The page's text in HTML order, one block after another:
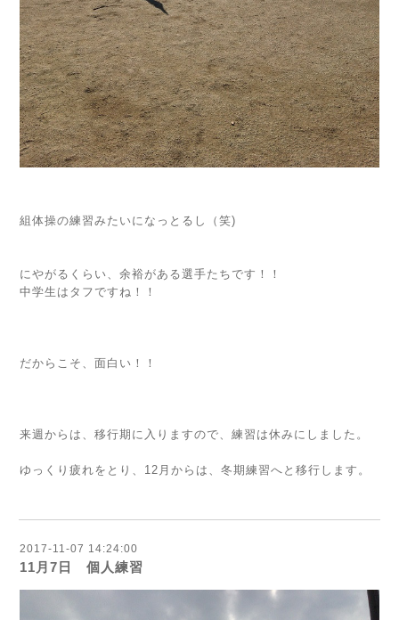
組体操の練習みたいになっとるし（笑)
にやがるくらい、余裕がある選手たちです！！
中学生はタフですね！！
だからこそ、面白い！！
来週からは、移行期に入りますので、練習は休みにしました。
ゆっくり疲れをとり、12月からは、冬期練習へと移行します。
2017-11-07 14:24:00
11月7日 個人練習